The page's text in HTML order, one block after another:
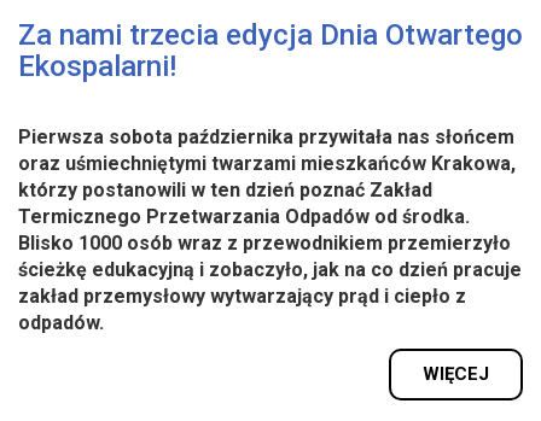
Za nami trzecia edycja Dnia Otwartego
Ekospalarni!
Pierwsza sobota października przywitała nas słońcem
oraz uśmiechniętymi twarzami mieszkańców Krakowa,
którzy postanowili w ten dzień poznać Zakład
Termicznego Przetwarzania Odpadów od środka.
Blisko 1000 osób wraz z przewodnikiem przemierzyło
ścieżkę edukacyjną i zobaczyło, jak na co dzień pracuje
zakład przemysłowy wytwarzający prąd i ciepło z
odpadów.
WIĘCEJ